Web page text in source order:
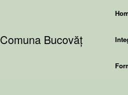
Comuna Bucovăț